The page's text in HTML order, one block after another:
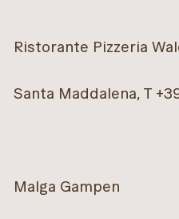
Ristorante Pizzeria
Santa Maddalena, T
Malga Gampen